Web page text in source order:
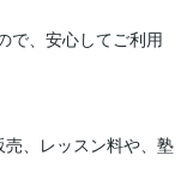
で、安心してご利用
、レッスン料や、塾